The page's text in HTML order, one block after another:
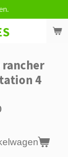
rancher
4